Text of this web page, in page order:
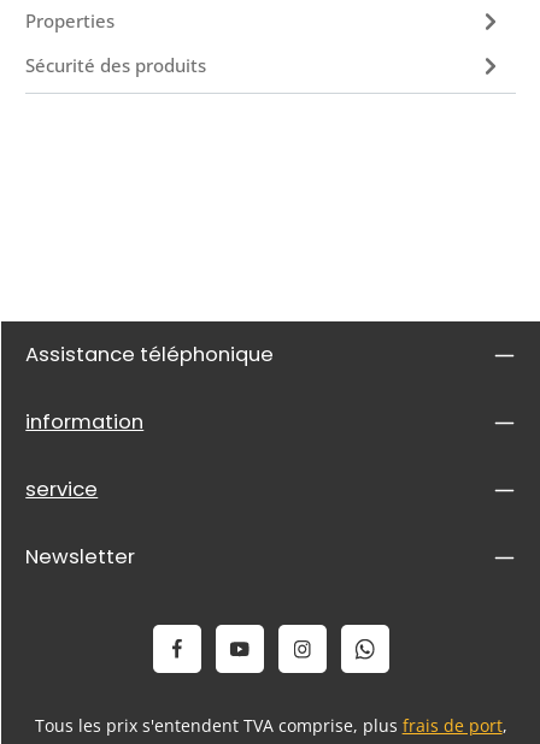
Properties
Sécurité des produits
Assistance téléphonique
information
service
Newsletter
Tous les prix s'entendent TVA comprise, plus frais de port,